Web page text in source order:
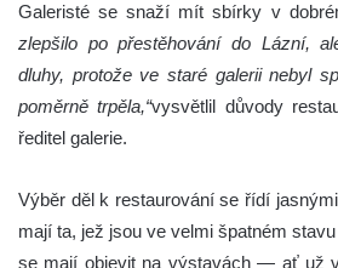
Galeristé se snaží mít sbírky v
zlepšilo po přestěhování do Lázní,
dluhy, protože ve staré galerii nebyl
poměrně trpěla,“vysvětlil důvody
ředitel galerie.
Výběr děl k restaurování se řídí
mají ta, jež jsou ve velmi špatném
se mají objevit na výstavách — ať už